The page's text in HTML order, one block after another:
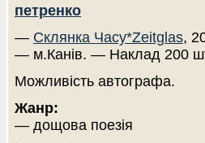
петренко
— Склянка Часу*Zeitglas,
— м.Канів. — Наклад 200
Можливість автографа.
Жанр:
— дощова поезія